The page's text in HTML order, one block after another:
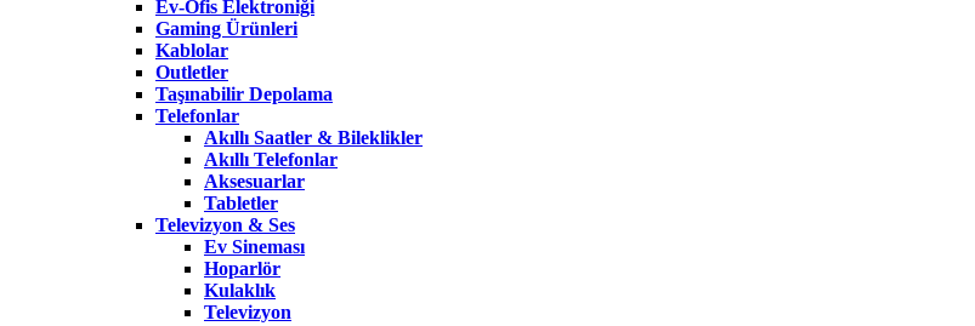
Ev-Ofis Elektroniği
Gaming Ürünleri
Kablolar
Outletler
Taşınabilir Depolama
Telefonlar
Akıllı Saatler & Bileklikler
Akıllı Telefonlar
Aksesuarlar
Tabletler
Televizyon & Ses
Ev Sineması
Hoparlör
Kulaklık
Televizyon